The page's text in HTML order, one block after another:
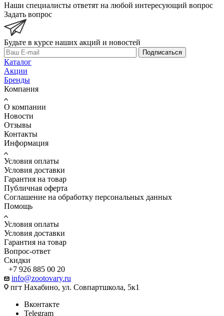
Наши специалисты ответят на любой интересующий вопрос
Задать вопрос
Будьте в курсе наших акций и новостей
Подписаться
Каталог
Акции
Бренды
Компания
О компании
Новости
Отзывы
Контакты
Информация
Условия оплаты
Условия доставки
Гарантия на товар
Публичная оферта
Соглашение на обработку персональных данных
Помощь
Условия оплаты
Условия доставки
Гарантия на товар
Вопрос-ответ
Скидки
+7 926 885 00 20
info@zootovary.ru
пгт Нахабино, ул. Совпартшкола, 5к1
Вконтакте
Telegram